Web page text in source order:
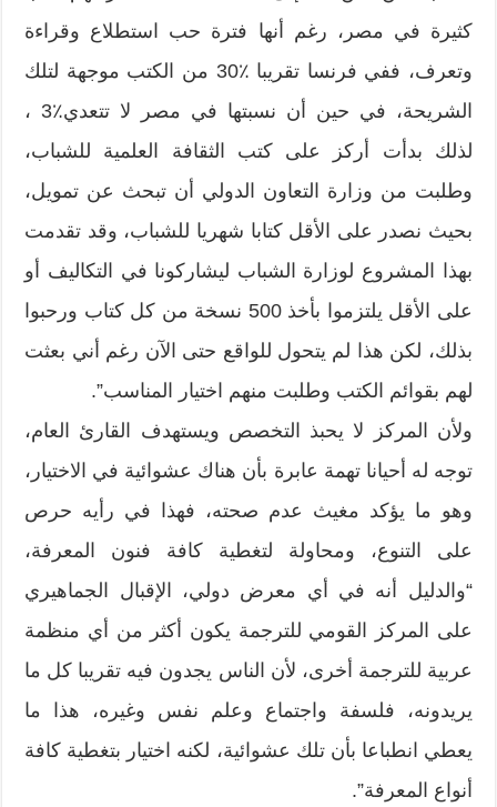
كثيرة في مصر،‮ ‬رغم أنها فترة حب استطلاع وقراءة
وتعرف،‮ ‬ففي فرنسا تقريبا‮ ‬30٪‮ ‬من الكتب موجهة لتلك
‬بحيث نصدر على الأقل كتابا شهريا للشباب،‮ ‬وقد تقدمت
بهذا المشروع لوزارة الشباب ليشاركونا في التكاليف أو
على الأقل يلتزموا بأخذ‮ ‬500‮ ‬نسخة من كل كتاب ورحبوا
بذلك،‮ ‬لكن هذا لم يتحول للواقع حتى الآن رغم أني بعثت
لهم بقوائم الكتب وطلبت منهم اختيار المناسب‮”.‬
ولأن المركز لا يحبذ التخصص ويستهدف القارئ العام،‮
‬توجه له أحيانا تهمة عابرة بأن هناك عشوائية في الاختيار،‮
‬وهو ما يؤكد مغيث عدم صحته،‮ ‬فهذا في رأيه حرص
على التنوع،‮ ‬ومحاولة لتغطية كافة فنون المعرفة،‮
“‬والدليل أنه في أي معرض دولي،‮ ‬الإقبال الجماهيري
على المركز القومي للترجمة يكون أكثر من أي منظمة
عربية للترجمة أخرى،‮ ‬لأن الناس يجدون فيه تقريبا كل ما
يريدونه،‮ ‬فلسفة واجتماع وعلم نفس وغيره،‮ ‬هذا ما
يعطي انطباعا بأن تلك عشوائية،‮ ‬لكنه اختيار بتغطية كافة
أنواع المعرفة‮”.‬